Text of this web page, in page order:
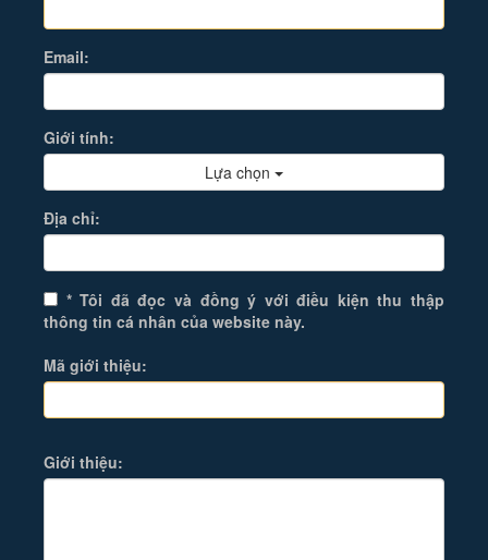
Email:
Giới tính:
Lựa chọn
Địa chỉ:
* Tôi đã đọc và đồng ý với điều kiện thu thập
thông tin cá nhân của website này.
Mã giới thiệu:
Giới thiệu: